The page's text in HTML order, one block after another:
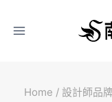
Home / 設計師品